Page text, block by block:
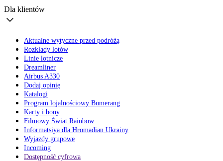
Dla klientów
Aktualne wytyczne przed podróżą
Rozkłady lotów
Linie lotnicze
Dreamliner
Airbus A330
Dodaj opinię
Katalogi
Program lojalnościowy Bumerang
Karty i bony
Filmowy Świat Rainbow
Informatsiya dla Hromadian Ukrainy
Wyjazdy grupowe
Incoming
Dostępność cyfrowa